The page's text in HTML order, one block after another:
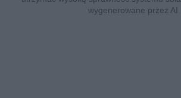
wygenerowane przez AI